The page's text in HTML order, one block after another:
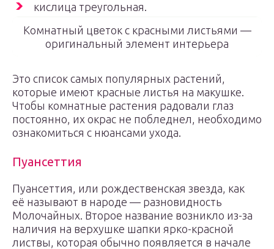
кислица треугольная.
Комнатный цветок с красными листьями —
оригинальный элемент интерьера
Это список самых популярных растений,
которые имеют красные листья на макушке.
Чтобы комнатные растения радовали глаз
постоянно, их окрас не побледнел, необходимо
ознакомиться с нюансами ухода.
Пуансеттия
Пуансеттия, или рождественская звезда, как
её называют в народе — разновидность
Молочайных. Второе название возникло из-за
наличия на верхушке шапки ярко-красной
листвы, которая обычно появляется в начале